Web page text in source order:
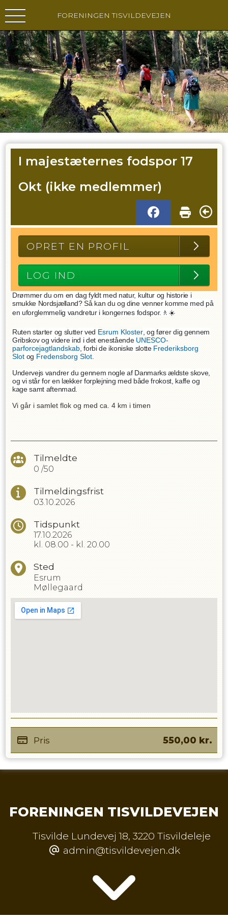
FORENINGEN TISVILDEVEJEN
I majestæternes fodspor 17
Okt (ikke medlemmer)
OPRET EN PROFIL
LOG IND
Drømmer du om en dag fyldt med natur, kultur og historie i
smukke Nordsjælland? Så kan du og dine venner komme med på
en uforglemmelig vandretur i kongernes fodspor.🚶☀️
Ruten starter og slutter ved Esrum Kloster, og fører dig gennem
Gribskov og videre ind i det enestående UNESCO-
parforcejagtlandskab , forbi de ikoniske slotte Frederiksborg
Slot og Fredensborg Slot.
Undervejs vandrer du gennem nogle af Danmarks ældste skove,
og vi står for en lækker forplejning med både frokost, kaffe og
kage samt aftenmad.
Vi går i samlet flok og med ca. 4 km i timen
Tilmeldte
0 /50
Tilmeldingsfrist
03.10.2026
Tidspunkt
17.10.2026
kl. 08.00 - kl. 20.00
Sted
Esrum
Møllegaard
Pris 550,00 kr.
FORENINGEN TISVILDEVEJEN
Tisvilde Lundevej 18, 3220 Tisvildeleje
admin@tisvildevejen.dk